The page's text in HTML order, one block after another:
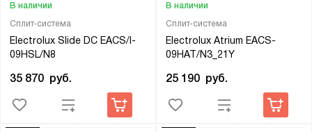
Сплит-система
Electrolux Slide DC EACS/I-
09HSL/N8
В наличии
35 870 руб.
Сплит-система
Electrolux Atrium EACS-
09HAT/N3_21Y
В наличии
25 190 руб.